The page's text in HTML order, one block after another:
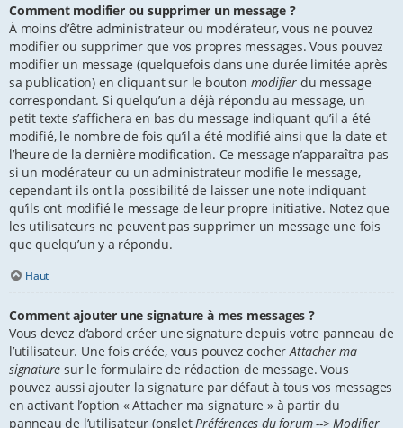
Comment modifier ou supprimer un message ?
À moins d’être administrateur ou modérateur, vous ne pouvez
modifier ou supprimer que vos propres messages. Vous pouvez
modifier un message (quelquefois dans une durée limitée après
sa publication) en cliquant sur le bouton modifier du message
correspondant. Si quelqu’un a déjà répondu au message, un
petit texte s’affichera en bas du message indiquant qu’il a été
modifié, le nombre de fois qu’il a été modifié ainsi que la date et
l’heure de la dernière modification. Ce message n’apparaîtra pas
si un modérateur ou un administrateur modifie le message,
cependant ils ont la possibilité de laisser une note indiquant
qu’ils ont modifié le message de leur propre initiative. Notez que
les utilisateurs ne peuvent pas supprimer un message une fois
que quelqu’un y a répondu.
Haut
Comment ajouter une signature à mes messages ?
Vous devez d’abord créer une signature depuis votre panneau de
l’utilisateur. Une fois créée, vous pouvez cocherAttacher ma
signature sur le formulaire de rédaction de message. Vous
pouvez aussi ajouter la signature par défaut à tous vos messages
en activant l’option « Attacher ma signature » à partir du
panneau de l’utilisateur (ongletPréférences du forum --> Modifier